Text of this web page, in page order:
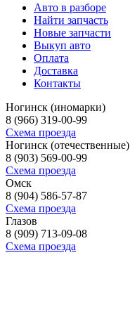
Авто в разборе
Найти запчасть
Новые запчасти
Выкуп авто
Оплата
Доставка
Контакты
Ногинск (иномарки)
8 (966) 319-00-99
Схема проезда
Ногинск (отечественные)
8 (903) 569-00-99
Схема проезда
Омск
8 (904) 586-57-87
Схема проезда
Глазов
8 (909) 713-09-08
Схема проезда